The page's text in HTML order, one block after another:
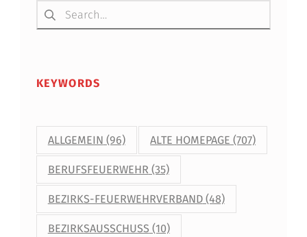
KEYWORDS
ALLGEMEIN (96) ALTE HOMEPAGE (707)
BERUFSFEUERWEHR (35)
BEZIRKS-FEUERWEHRVERBAND(48)
BEZIRKSAUSSCHUSS (10)